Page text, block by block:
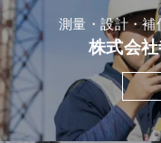
測量・設計・
株式会